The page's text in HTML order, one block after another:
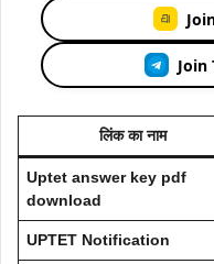
Join
लिंक का नाम
Uptet answer key pdf
download
UPTET Notification